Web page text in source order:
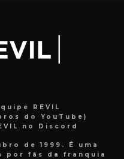
REVIL
do YouTube)
no Discord
de 1999. É uma
por fãs da franquia